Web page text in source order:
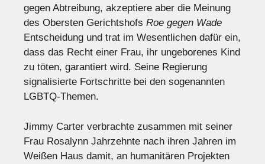
gegen Abtreibung, akzeptiere aber die Meinung
des Obersten Gerichtshofs Roe gegen Wade
Entscheidung und trat im Wesentlichen dafür ein,
dass das Recht einer Frau, ihr ungeborenes Kind
zu töten, garantiert wird. Seine Regierung
signalisierte Fortschritte bei den sogenannten
LGBTQ-Themen.
Jimmy Carter verbrachte zusammen mit seiner
Frau Rosalynn Jahrzehnte nach ihren Jahren im
Weißen Haus damit, an humanitären Projekten